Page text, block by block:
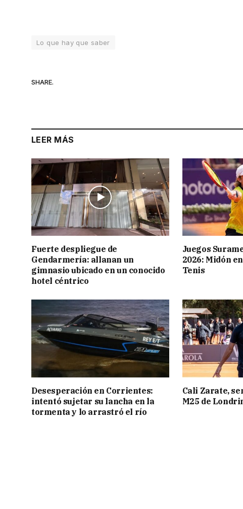
Lo que hay que saber
SHARE.
LEER MÁS
Fuerte despliegue de
Gendarmería: allanan un
gimnasio ubicado en un conocido
hotel céntrico
Juegos
2026: Midón
Tenis
Desesperación en Corrientes:
intentó sujetar su lancha en la
tormenta y lo arrastró el río
Cali Zarate,
M25 de